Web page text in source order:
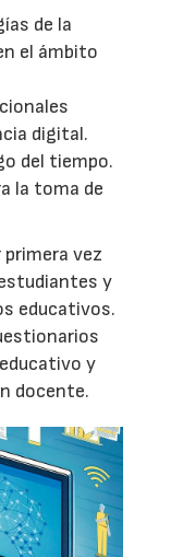
de la
el ámbito
digital.
del tiempo.
la toma de
vez
y
educativos.
y
docente.